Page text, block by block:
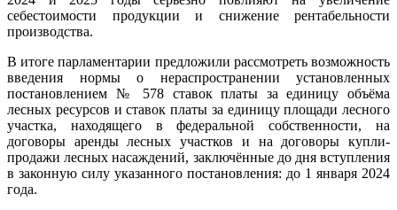
себестоимости продукции и снижение рентабельности
производства.
В итоге парламентарии предложили рассмотреть возможность
введения нормы о нераспространении установленных
постановлением № 578 ставок платы за единицу объёма
лесных ресурсов и ставок платы за единицу площади лесного
участка, находящего в федеральной собственности, на
договоры аренды лесных участков и на договоры купли-
продажи лесных насаждений, заключённые до дня вступления
в законную силу указанного постановления: до 1 января 2024
года.